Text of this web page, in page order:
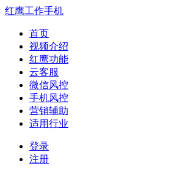
红鹰工作手机
首页
视频介绍
红鹰功能
云客服
微信风控
手机风控
营销辅助
适用行业
登录
注册